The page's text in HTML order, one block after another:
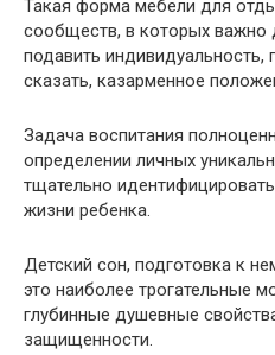
Такая форма мебели для
сообществ, в которых важно
подавить индивидуальность,
сказать, казарменное
Задача воспитания
определении личных
тщательно
жизни ребенка.
Детский сон, подготовка к
это наиболее трогательные
глубинные душевные
защищенности.